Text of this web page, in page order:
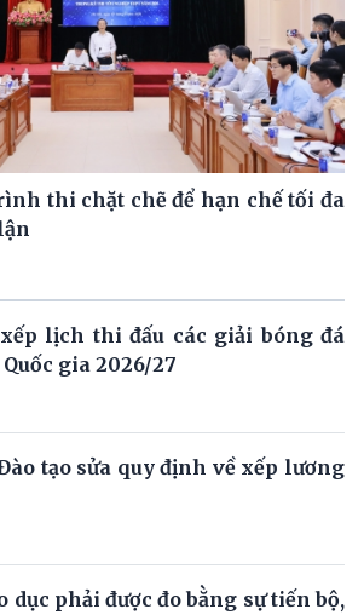
thi chặt chẽ để hạn chế tối đa
lịch thi đấu các giải bóng đá
gia 2026/27
tạo sửa quy định về xếp lương
dục phải được đo bằng sự tiến bộ,